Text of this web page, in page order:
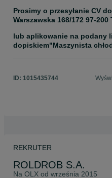
Prosimy o przesyłanie CV
Warszawska 168/172 97-
lub aplikowanie na podany
dopiskiem"Maszynista
ID: 1015435744
REKRUTER
ROLDROB S.A.
Na OLX od września 2015